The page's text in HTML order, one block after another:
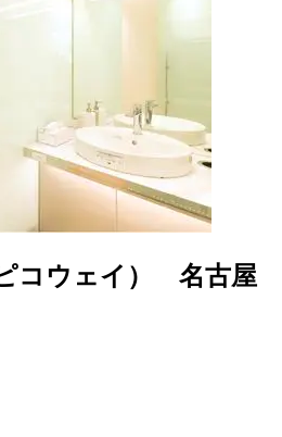
コウェイ） 名古屋